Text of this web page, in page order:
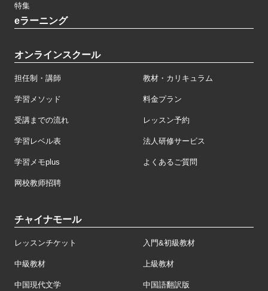
中国語文法大全
特集
担任制・講師 教材・カリキュラム
学習メソッド 料金プラン
受講までの流れ レッスン予約
学習レベル表 法人研修サービス
学習メモplus
レッスンチケット 入門&初級教材
中級教材 上級教材